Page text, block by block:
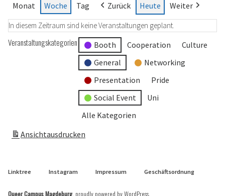
Monat Woche Tag Zurück Heute Weiter
In diesem Zeitraum sind keine Veranstaltungen geplant.
Veranstaltungskategorien Booth Cooperation
Culture
General
Networking
Presentation
Pride
Social Event
Uni
Alle Kategorien
Ansichtausdrucken
Linktree Instagram Impressum Geschäftsordnung
Queer Campus Magdeburg, proudly powered by WordPress.